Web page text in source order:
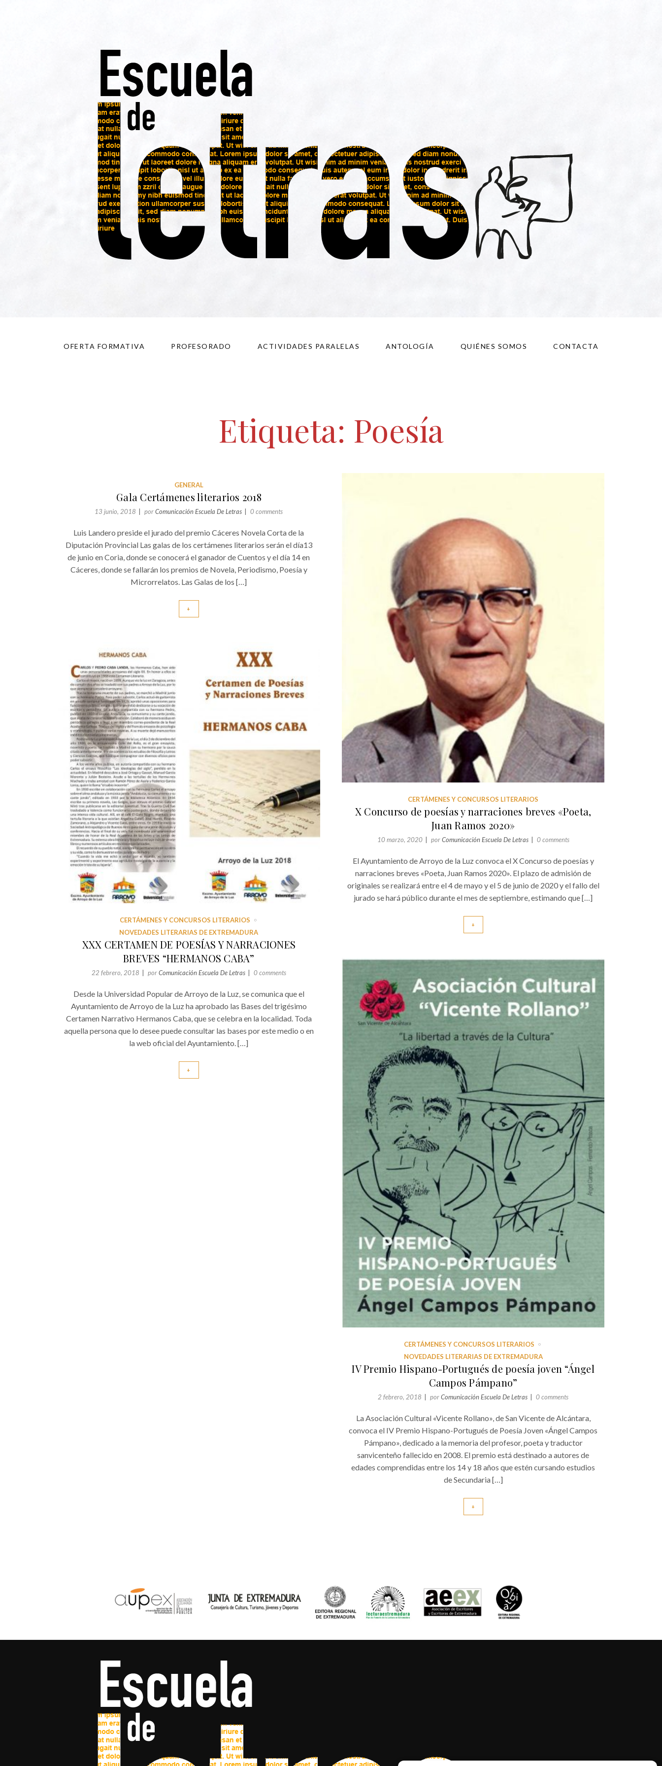
OFERTA FORMATIVA PROFESORADO ACTIVIDADES PARALELAS ANTOLOGÍA QUIÉNES SOMOS CONTACTA
Etiqueta: Poesía
CERTÁMENES Y CONCURSOS LITERARIOS
X Concurso de poesías y narraciones breves «Poeta,
Juan Ramos 2020»
10 marzo, 2020 porComunicación Escuela De Letras 0 comments
El Ayuntamiento de Arroyo de la Luz convoca el X Concurso de poesías y
narraciones breves «Poeta, Juan Ramos 2020». El plazo de admisión de
originales se realizará entre el 4 de mayo y el 5 de junio de 2020 y el fallo del
jurado se hará público durante el mes de septiembre, estimando que […]
+
GENERAL
Gala Certámenes literarios 2018
13 junio, 2018 porComunicación Escuela De Letras 0 comments
Luis Landero preside el jurado del premio Cáceres Novela Corta de la
Diputación Provincial Las galas de los certámenes literarios serán el día13
de junio en Coria, donde se conocerá el ganador de Cuentos y el día 14 en
Cáceres, donde se fallarán los premios de Novela, Periodismo, Poesía y
Microrrelatos. Las Galas de los […]
+
CERTÁMENES Y CONCURSOS LITERARIOS
NOVEDADES LITERARIAS DE EXTREMADURA
XXX CERTAMEN DE POESÍAS Y NARRACIONES
BREVES “HERMANOS CABA”
22 febrero, 2018 porComunicación Escuela De Letras 0 comments
Desde la Universidad Popular de Arroyo de la Luz, se comunica que el
Ayuntamiento de Arroyo de la Luz ha aprobado las Bases del trigésimo
Certamen Narrativo Hermanos Caba, que se celebra en la localidad. Toda
aquella persona que lo desee puede consultar las bases por este medio o en
la web oficial del Ayuntamiento. […]
+
CERTÁMENES Y CONCURSOS LITERARIOS
NOVEDADES LITERARIAS DE EXTREMADURA
IV Premio Hispano-Portugués de poesía joven “Ángel
Campos Pámpano”
2 febrero, 2018 porComunicación Escuela De Letras 0 comments
La Asociación Cultural «Vicente Rollano», de San Vicente de Alcántara,
convoca el IV Premio Hispano-Portugués de Poesía Joven «Ángel Campos
Pámpano», dedicado a la memoria del profesor, poeta y traductor
sanvicenteño fallecido en 2008. El premio está destinado a autores de
edades comprendidas entre los 14 y 18 años que estén cursando estudios
de Secundaria […]
+